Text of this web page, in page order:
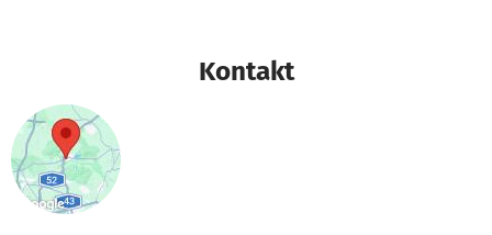
Kontakt